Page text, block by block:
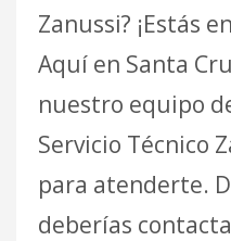
Zanussi? ¡Estás
Aquí en Santa
nuestro equipo
Servicio Técnico
para atenderte.
deberías